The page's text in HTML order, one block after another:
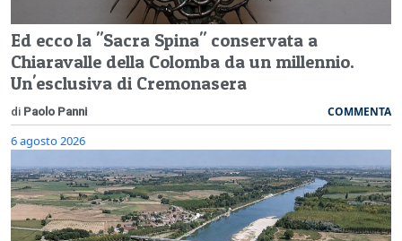
Ed ecco la "Sacra Spina" conservata a
Chiaravalle della Colomba da un millennio.
Un'esclusiva di Cremonasera
di Paolo Panni COMMENTA
6 agosto 2026